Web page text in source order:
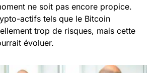
ne soit pas encore propice.
actifs tels que le Bitcoin
trop de risques, mais cette
évoluer.